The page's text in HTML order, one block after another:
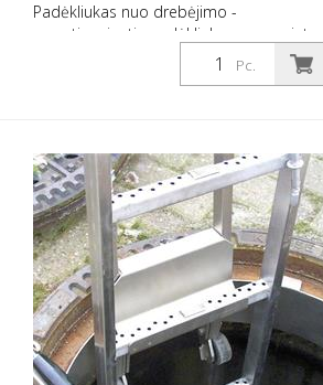
Padėkliukas nuo drebėjimo -
amortizuojantis padėkliukas, pagamintas
iš savaime kietėjančios pastos iš maišelio.
Maišelio turinys: apie 440 g užtenka 1
paviršiaus. Kartonas su 10 maišelių
Pc.